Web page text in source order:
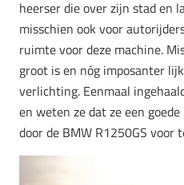
heerser die over zijn stad en
misschien ook voor
ruimte voor deze machine.
groot is en nóg imposanter
verlichting. Eenmaal
en weten ze dat ze een
door de BMW R1250GS voor